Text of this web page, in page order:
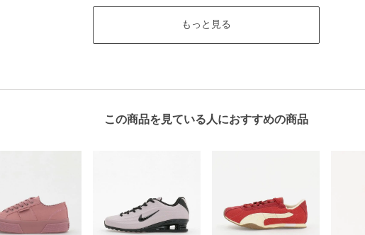
もっと見る
この商品を見ている人におすすめの商品